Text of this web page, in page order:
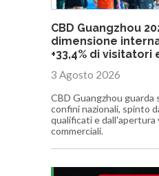
CBD Guangzhou
dimensione
+33,4% di visitatori
3 Agosto 2026
CBD Guangzhou guarda
confini nazionali, spinto
qualificati e dall'apertura
commerciali.